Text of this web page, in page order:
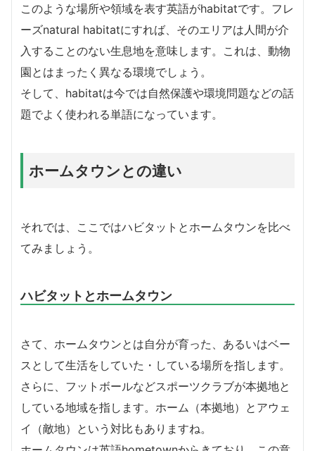
このような場所や領域を表す英語がhabitatです。フレ
ーズnatural habitatにすれば、そのエリアは人間が介
入することのない生息地を意味します。これは、動物
園とはまったく異なる環境でしょう。
そして、habitatは今では自然保護や環境問題などの話
題でよく使われる単語になっています。
ホームタウンとの違い
それでは、ここではハビタットとホームタウンを比べ
てみましょう。
ハビタットとホームタウン
さて、ホームタウンとは自分が育った、あるいはベー
スとして生活をしていた・している場所を指します。
さらに、フットボールなどスポーツクラブが本拠地と
している地域を指します。ホーム（本拠地）とアウェ
イ（敵地）という対比もありますね。